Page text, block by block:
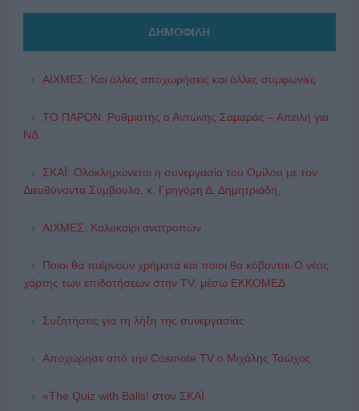
ΔΗΜΟΦΙΛΗ
ΑΙΧΜΕΣ: Και άλλες αποχωρήσεις και άλλες συμφωνίες
ΤΟ ΠΑΡΟΝ: Ρυθμιστής ο Αντώνης Σαμαράς – Απειλή για
ΝΔ
ΣΚΑΪ: Ολοκληρώνεται η συνεργασία του Ομίλου με τον
Διευθύνοντα Σύμβουλο, κ. Γρηγόρη Δ. Δημητριάδη,
ΑΙΧΜΕΣ: Καλοκαίρι ανατροπών
Ποιοι θα παίρνουν χρήματα και ποιοι θα κόβονται-Ο νέος
χάρτης των επιδοτήσεων στην TV, μέσω ΕΚΚΟΜΕΔ
Συζητήσεις για τη λήξη της συνεργασίας
Αποχώρησε από την Cosmote TV o Μιχάλης Τσώχος
«The Quiz with Balls! στον ΣΚΑΪ